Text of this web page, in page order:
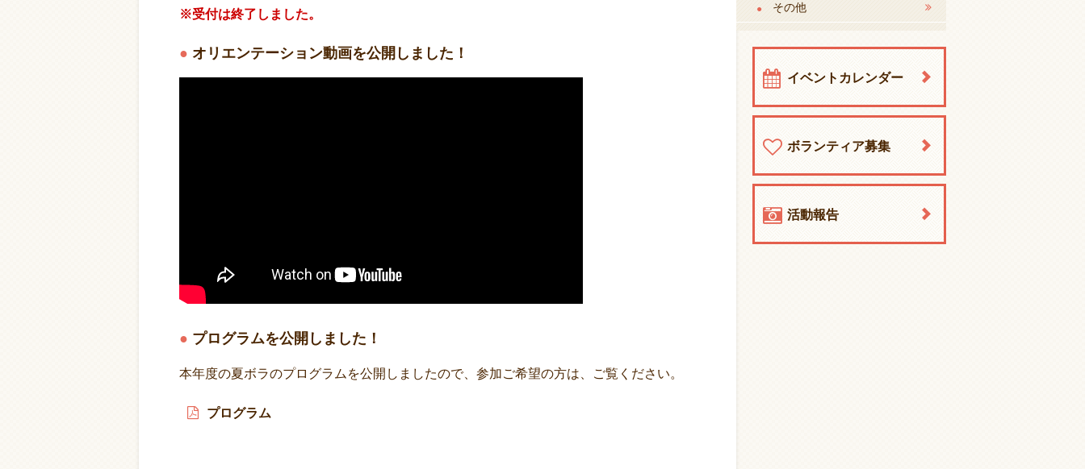
※受付は終了しました。
オリエンテーション動画を公開しました！
プログラムを公開しました！
本年度の夏ボラのプログラムを公開しましたので、参加ご希望の方は、ご覧ください。
プログラム
その他
イベントカレンダー
ボランティア募集
活動報告